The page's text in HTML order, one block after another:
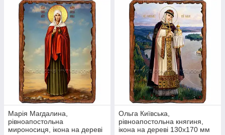
Марія Магдалина,
рівноапостольна
мироносиця, ікона на дереві
Ольга Київська,
рівноапостольна княгиня,
ікона на дереві 130х170 мм